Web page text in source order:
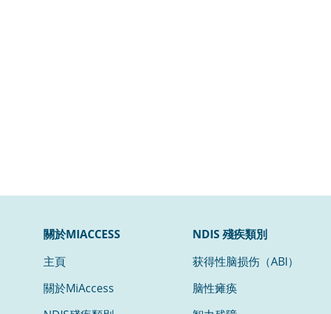
關於MIACCESS
主頁
關於MiAccess
NDIS 殘疾類別
获得性脑损伤（ABI）
脑性瘫痪